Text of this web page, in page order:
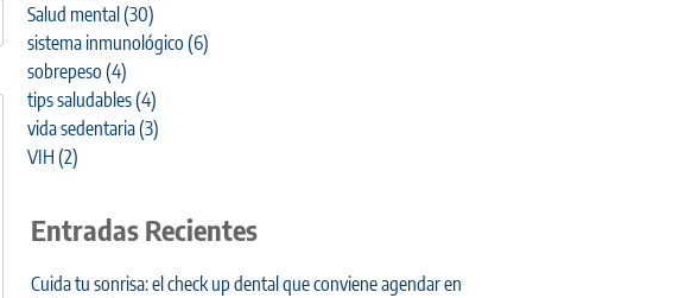
Salud mental(30)
sistema inmunológico (6)
sobrepeso (4)
tips saludables(4)
vida sedentaria(3)
VIH (2)
Entradas Recientes
Cuida tu sonrisa: el check up dental que conviene agendar en